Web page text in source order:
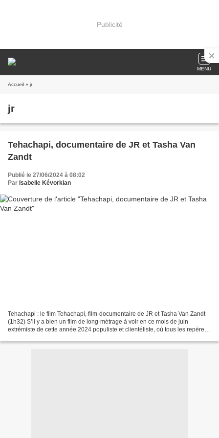
Publicité
MENU
Accueil » jr
jr
Tehachapi, documentaire de JR et Tasha Van
Zandt
Publié le 27/06/2024 à 08:02
Par Isabelle Kévorkian
Tehachapi : le film Tehachapi, film-documentaire de JR et Tasha Van Zandt
(1h32) S’il y a bien un film de long-métrage à voir en ce mois de juin
extrémiste de cette année 2024 populiste et clientéliste, où tous les repères